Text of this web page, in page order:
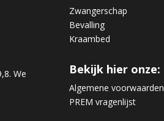
We
Zwangerschap
Bevalling
Kraambed
Bekijk hier onze:
Algemene voorwaarden
PREM vragenlijst